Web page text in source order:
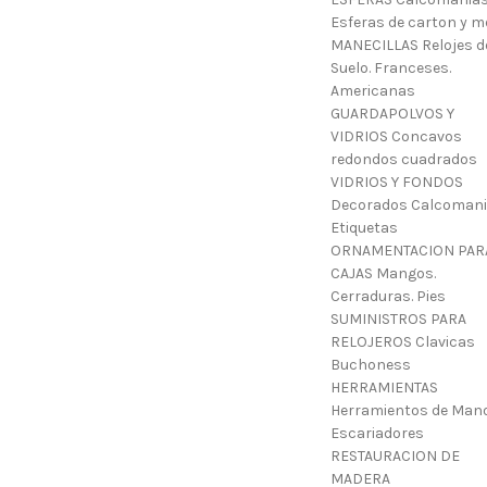
Esferas de carton y
MANECILLAS Relojes
Suelo. Franceses.
Americanas
GUARDAPOLVOS Y
VIDRIOS Concavos
redondos cuadrados
VIDRIOS Y FONDOS
Decorados
Etiquetas
ORNAMENTACION
CAJAS Mangos.
Cerraduras. Pies
SUMINISTROS PARA
RELOJEROS Clavicas
Buchoness
HERRAMIENTAS
Herramientos de
Escariadores
RESTAURACION DE
MADERA